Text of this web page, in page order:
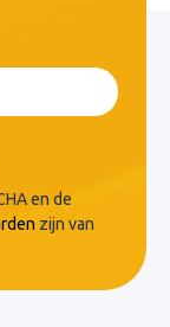
en de
zijn van